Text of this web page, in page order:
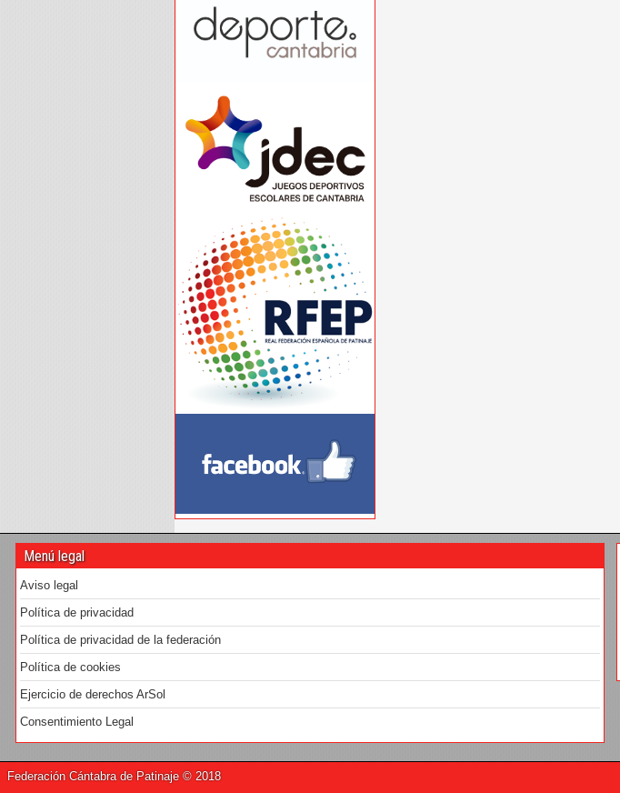
Menú legal
Aviso legal
Política de privacidad
Política de privacidad de la federación
Política de cookies
Ejercicio de derechos ArSol
Consentimiento Legal
Federación Cántabra de Patinaje © 2018